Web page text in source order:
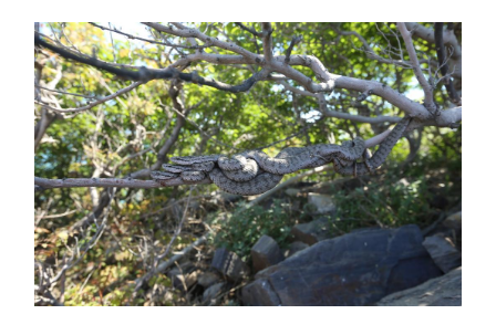
English Español Français عربى
Русский язык 日本語 한국어
Deutsch Português